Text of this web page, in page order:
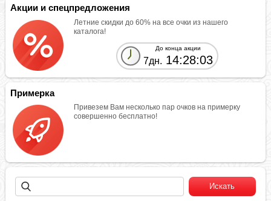
Акции и спецпредложения
Летние скидки до 60% на все очки из нашего
каталога!
До конца акции
7дн. 14:28:03
Примерка
Привезем Вам несколько пар очков на примерку
совершенно бесплатно!